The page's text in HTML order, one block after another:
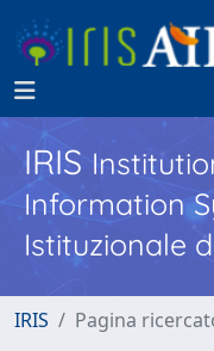
IRIS
Information
Istituzionale
IRIS Pagina